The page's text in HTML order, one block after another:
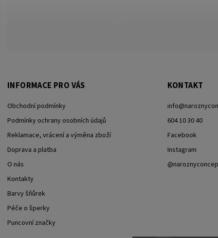
INFORMACE PRO VÁS
Obchodní podmínky
Podmínky ochrany osobních údajů
Reklamace, vrácení a výměna zboží
Doprava a platba
O nás
Kontakty
Barvy šňůrek
Péče o šperky
Puncovní značky
KONTAKT
info@
604 10 30 40
Facebook
Instagram